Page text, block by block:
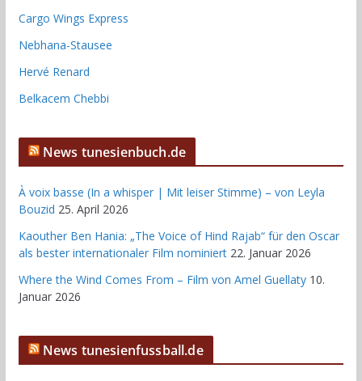
Cargo Wings Express
Nebhana-Stausee
Hervé Renard
Belkacem Chebbi
News tunesienbuch.de
À voix basse (In a whisper | Mit leiser Stimme) – von Leyla
Bouzid 25. April 2026
Kaouther Ben Hania: „The Voice of Hind Rajab“ für den Oscar
als bester internationaler Film nominiert 22. Januar 2026
Where the Wind Comes From – Film von Amel Guellaty 10.
Januar 2026
News tunesienfussball.de